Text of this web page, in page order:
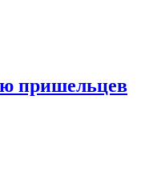
пришельцев